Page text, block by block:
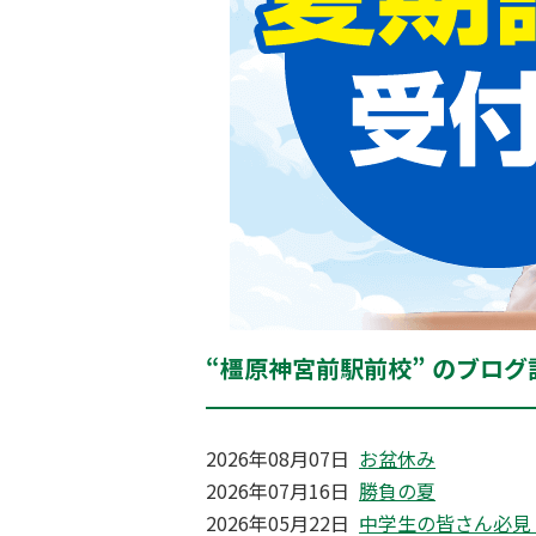
“橿原神宮前駅前校” のブログ
2026年08月07日 お盆休み
2026年07月16日 勝負の夏
2026年05月22日 中学生の皆さん必